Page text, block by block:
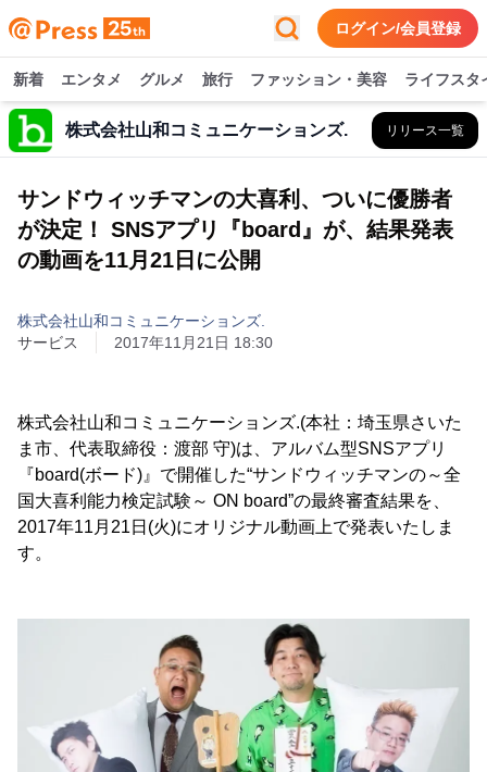
ログイン/会員登録
新着 エンタメ グルメ 旅行 ファッション・美容 ライフスタ
株式会社山和コミュニケーションズ. リリース一覧
サンドウィッチマンの大喜利、ついに優勝者
が決定！ SNSアプリ『board』が、結果発表
の動画を11月21日に公開
株式会社山和コミュニケーションズ.
サービス
2017年11月21日 18:30
株式会社山和コミュニケーションズ.(本社：埼玉県さいた
ま市、代表取締役：渡部 守)は、アルバム型SNSアプリ
『board(ボード)』で開催した“サンドウィッチマンの～全
国大喜利能力検定試験～ ON board”の最終審査結果を、
2017年11月21日(火)にオリジナル動画上で発表いたしま
す。